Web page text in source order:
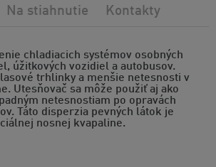
chladiacich systémov osobných
úžitkových vozidiel a autobusov.
trhlinky a menšie netesnosti v
Utesňovač sa môže použiť aj ako
netesnostiam po opravách
Táto disperzia pevných látok je
nosnej kvapaline.
Na stiahnutie Kontakty